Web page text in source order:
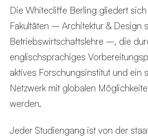
Die Whitecliffe Berling gliedert
Fakultäten – Architektur & Design
Betriebswirtschaftslehre –, die
englischsprachiges
aktives Forschungsinstitut und ein
Netzwerk mit globalen
werden.
Jeder Studiengang ist von der